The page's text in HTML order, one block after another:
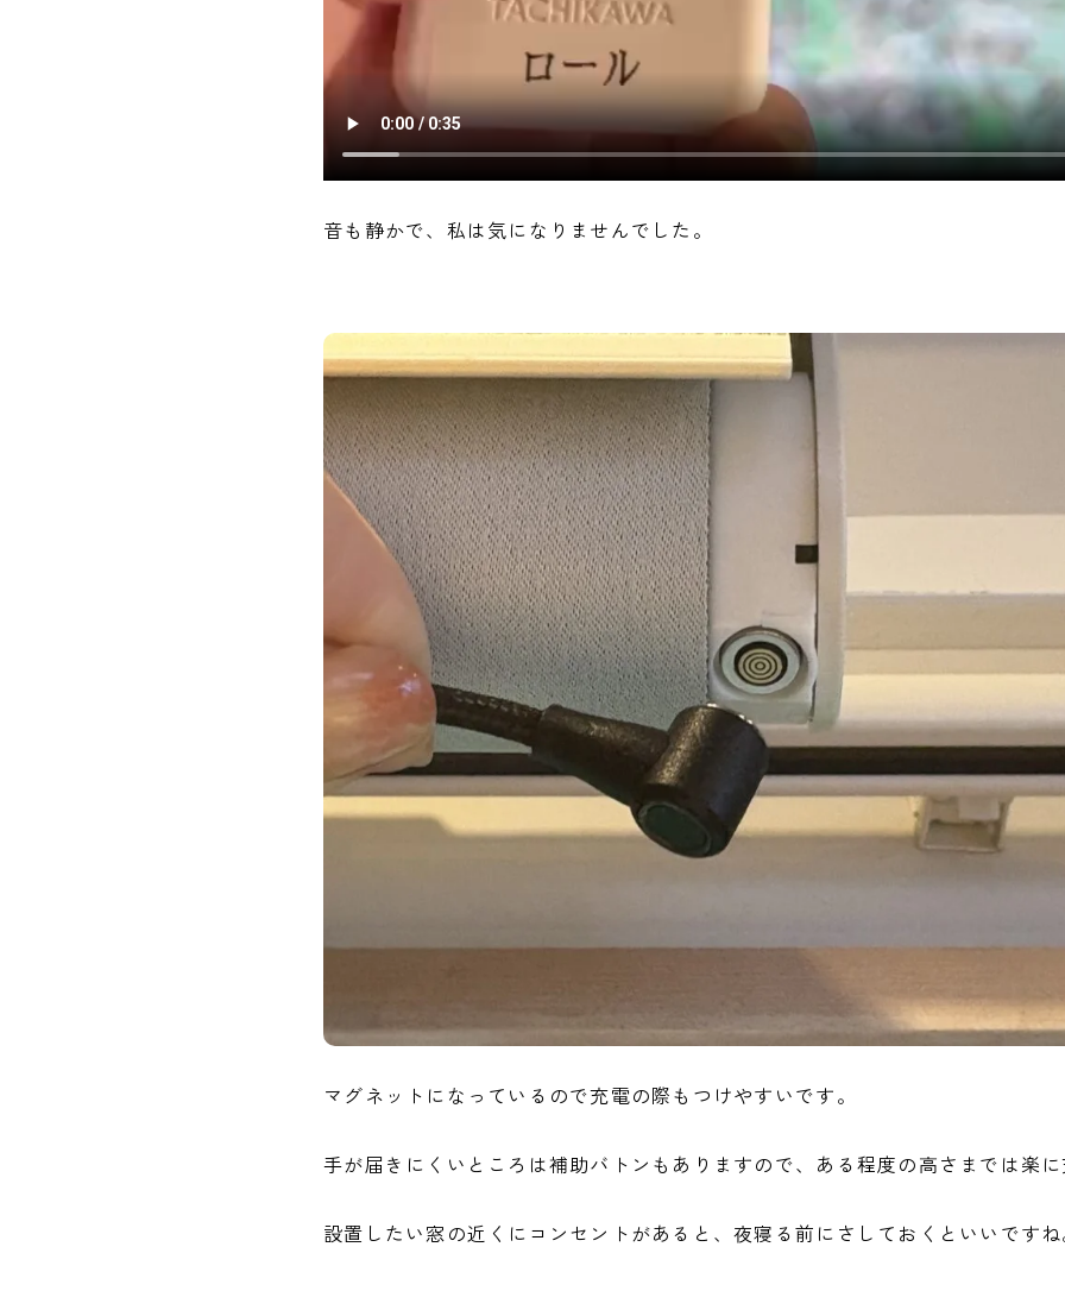
音も静かで、私は気になりませんでした。
マグネットになっているので充電の際もつけやすいです。
手が届きにくいところは補助バトンもありますので、ある程度の高さまでは楽
設置したい窓の近くにコンセントがあると、夜寝る前にさしておくといいです